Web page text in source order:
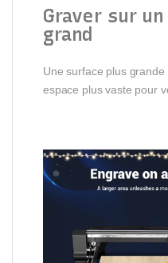
Graver sur
grand
Une surface plus
espace plus vaste pour